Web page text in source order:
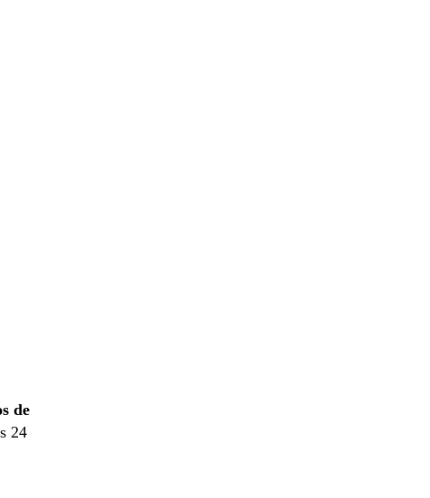
de
24